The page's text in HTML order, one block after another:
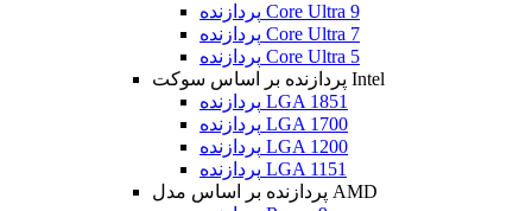
پردازنده Core Ultra 9
پردازنده Core Ultra 7
پردازنده Core Ultra 5
پردازنده بر اساس سوکت Intel
پردازنده LGA 1851
پردازنده LGA 1700
پردازنده LGA 1200
پردازنده LGA 1151
پردازنده بر اساس مدل AMD